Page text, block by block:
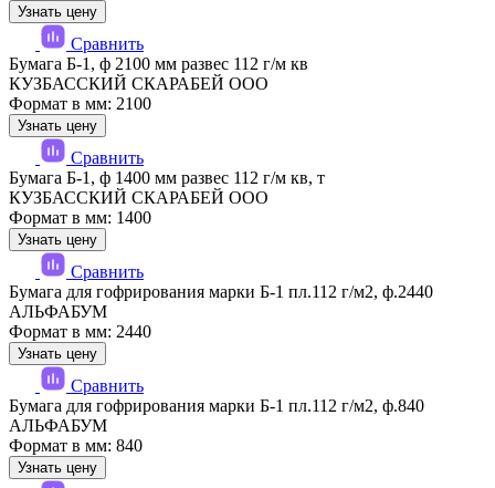
Узнать цену
Сравнить
Бумага Б-1, ф 2100 мм развес 112 г/м кв
КУЗБАССКИЙ СКАРАБЕЙ ООО
Формат в мм: 2100
Узнать цену
Сравнить
Бумага Б-1, ф 1400 мм развес 112 г/м кв, т
КУЗБАССКИЙ СКАРАБЕЙ ООО
Формат в мм: 1400
Узнать цену
Сравнить
Бумага для гофрирования марки Б-1 пл.112 г/м2, ф.2440
АЛЬФАБУМ
Формат в мм: 2440
Узнать цену
Сравнить
Бумага для гофрирования марки Б-1 пл.112 г/м2, ф.840
АЛЬФАБУМ
Формат в мм: 840
Узнать цену